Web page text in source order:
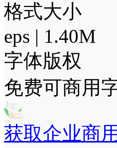
格式大小
eps | 1.40M
字体版权
免费可商用
获取企业商